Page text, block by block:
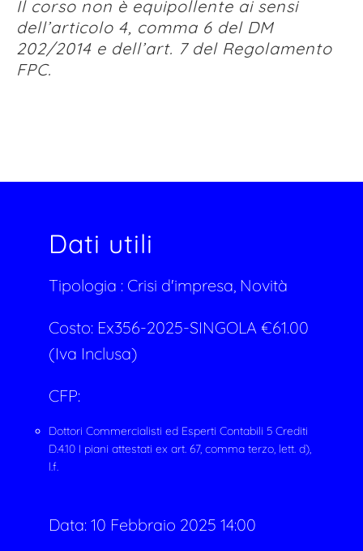
Il corso non è equipollente ai sensi
dell’articolo 4, comma 6 del DM
202/2014 e dell’art. 7 del Regolamento
FPC.
Dati utili
Tipologia : Crisi d'impresa, Novità
Costo: Ex356-2025-SINGOLA €61.00
(Iva Inclusa)
CFP:
Dottori Commercialisti ed Esperti Contabili 5 Crediti
D.4.10 I piani attestati ex art. 67, comma terzo, lett. d),
l.f.
Data: 10 Febbraio 2025 14:00